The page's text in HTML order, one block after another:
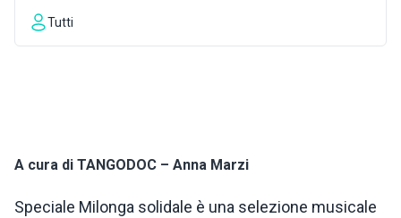
WEBCAM
Tutti
A cura di TANGODOC – Anna Marzi
Speciale Milonga solidale è una selezione musicale